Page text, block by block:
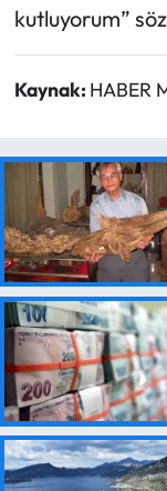
kutluyorum”
Kaynak: HABER